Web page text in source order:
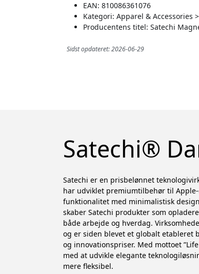
EAN: 810086361076
Kategori: Apparel & Accessories
Producentens titel: Satechi
Sidst opdateret: 2026-06-29
Satechi®
Satechi er en prisbelønnet
har udviklet premiumtilbehør til
funktionalitet med minimalistisk
skaber Satechi produkter som
både arbejde og hverdag.
og er siden blevet et globalt etableret
og innovationspriser. Med mottoet
med at udvikle elegante
mere fleksibel.